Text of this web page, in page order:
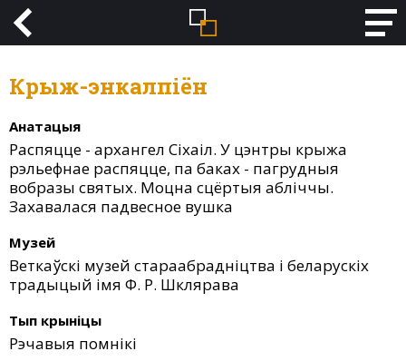
Крыж-энкалпіён
Анатацыя
Распяцце - архангел Сіхаіл. У цэнтры крыжа
рэльефнае распяцце, па баках - пагрудныя
вобразы святых. Моцна сцёртыя абліччы.
Захавалася падвесное вушка
Музей
Веткаўскі музей стараабрадніцтва і беларускіх
традыцый імя Ф. Р. Шклярава
Тып крыніцы
Рэчавыя помнікі